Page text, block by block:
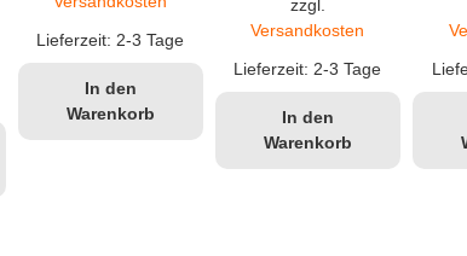
Lieferzeit: 2-3 Tage
In den
Warenkorb
zzgl.
Versandkosten
Lieferzeit: 2-3 Tage
In den
Warenkorb